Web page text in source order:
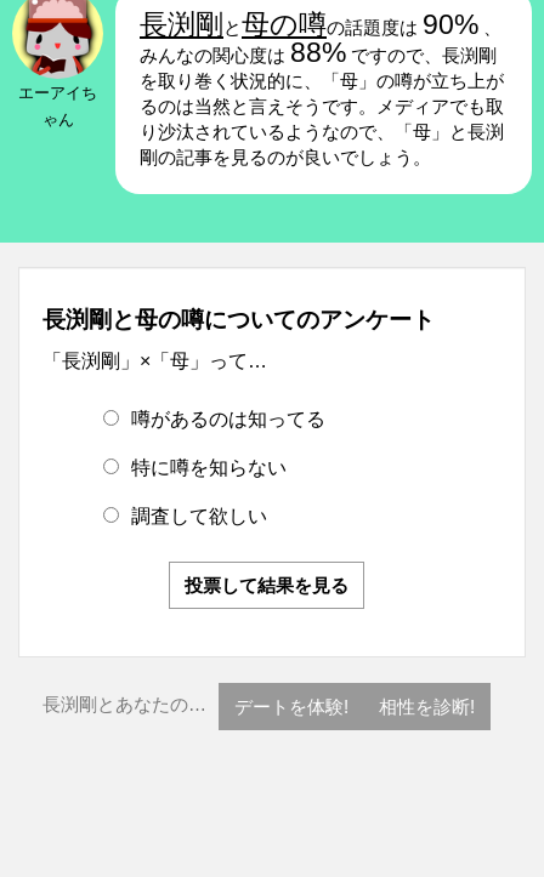
エーアイち
ゃん
長渕剛 と母の噂の話題度は 90%
みんなの関心度は 88% ですので、長渕剛
を取り巻く状況的に、「母」の噂が立ち上が
るのは当然と言えそうです。メディアでも取
り沙汰されているようなので、「母」と長渕
剛の記事を見るのが良いでしょう。
長渕剛と母の噂についてのアンケート
「長渕剛」×「母」って…
噂があるのは知ってる
特に噂を知らない
調査して欲しい
投票して結果を見る
長渕剛とあなたの… デートを体験! 相性を診断!